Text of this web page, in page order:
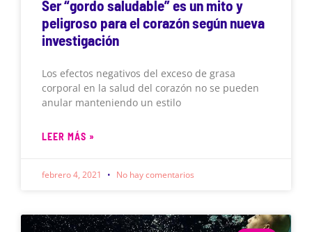
Ser “gordo saludable” es un mito y
peligroso para el corazón según nueva
investigación
Los efectos negativos del exceso de grasa
corporal en la salud del corazón no se pueden
anular manteniendo un estilo
LEER MÁS »
febrero 4, 2021 No hay comentarios